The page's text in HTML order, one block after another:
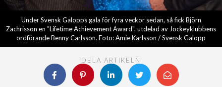
Under Svensk Galopps gala för fyra veckor sedan, så fick Björn
Zachrisson en "Lifetime Achievement Award", utdelad av Jockeyklubbens
ordförande Benny Carlsson. Foto: Amie Karlsson / Svensk Galopp
DELA ARTIKELN